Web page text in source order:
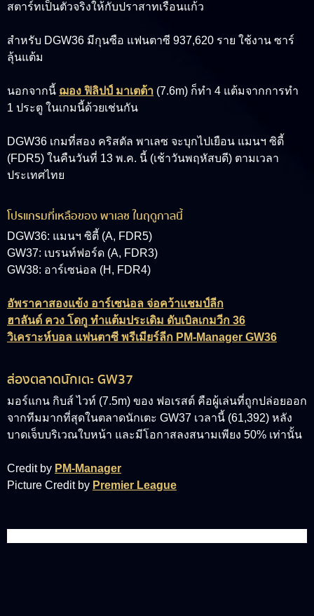
สตาร์ทเป็นตัวจริงให้กับปราสาทเรือนแก้ว
สำหรับ DGW36 มีกุนซือ แฟนตาซี 937,620 ราย ใช้งาน ซาร์
ลุ้นแต้ม
นอกจากนี้ ฌอง ฟิลิปป์ มาเตต้า (7.6m) ก็ทำ 4 แต้มจากการทำ
1 ประตู ในเกมนี้ด้วยเช่นกัน
DGW36 เกมที่สอง คริสตัล พาเลซ จะบุกไปเยือน แมนฯ ซิตี้
(FDR5) ในคืนวันที่ 13 พ.ค. นี้ (เช้าวันพฤหัสบดี) ตามเวลา
ประเทศไทย
โปรแกรมที่เหลือของ พาเลซ ในฤดูกาลนี้
DGW36: แมนฯ ซิตี้ (A, FDR5)
GW37: เบรนท์ฟอร์ด (A, FDR3)
GW38: อาร์เซน่อล (H, FDR4)
อัพราคาสองแข้ง อาร์เซน่อล จ่อคว้าแชมป์ลีก
ฮาลันด์ ควง โดกู ทำแต้มประเดิม ดับเบิลเกมวีก 36
วิเคราะห์บอล แฟนตาซี พรีเมียร์ลีก PM-Manager GW36
ส่องตลาดนักเตะ GW37
มอร์แกน กิบส์ ไวท์ (7.5m) ของ ฟอเรสต์ คือผู้เล่นที่ถูกปล่อยออก
จากทีมมากที่สุดในตลาดนักเตะ GW37 เวลานี้ (61,392) หลัง
บาดเจ็บบริเวณใบหน้า และมีโอกาสลงสนามเพียง 50% เท่านั้น
Credit by PM-Manager
Picture Credit by Premier League